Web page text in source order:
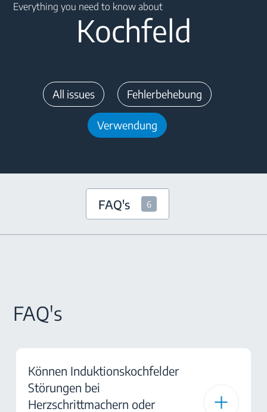
Everything you need to know about
Kochfeld
All issues Fehlerbehebung
Verwendung
FAQ's 6
FAQ's
Können Induktionskochfelder
Störungen bei
Herzschrittmachern oder